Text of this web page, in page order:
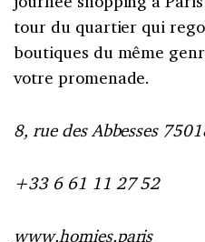
tour du quartier qui
boutiques du même
votre promenade.
8, rue des Abbesses
+33 6 61 11 27 52
www.homies.paris